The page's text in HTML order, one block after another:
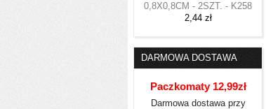
0,8X0,8CM - 2SZT. - K258
2,44 zł
DARMOWA DOSTAWA
Paczkomaty 12,99zł
Darmowa dostawa przy